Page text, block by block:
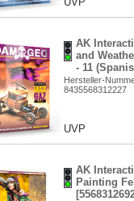
AK
and
- 11
Hersteller-
8435568312227
UVP
AK
Painting